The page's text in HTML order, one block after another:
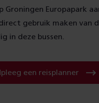
Groningen Europapark
gebruik maken van
in deze bussen.
een reisplanner